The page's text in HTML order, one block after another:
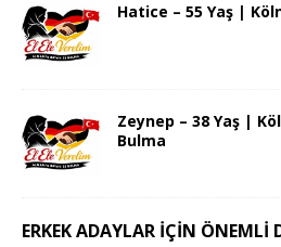
Hatice – 55 Yaş |
Zeynep – 38 Yaş |
Bulma
ERKEK ADAYLAR İÇİN ÖNEMLİ